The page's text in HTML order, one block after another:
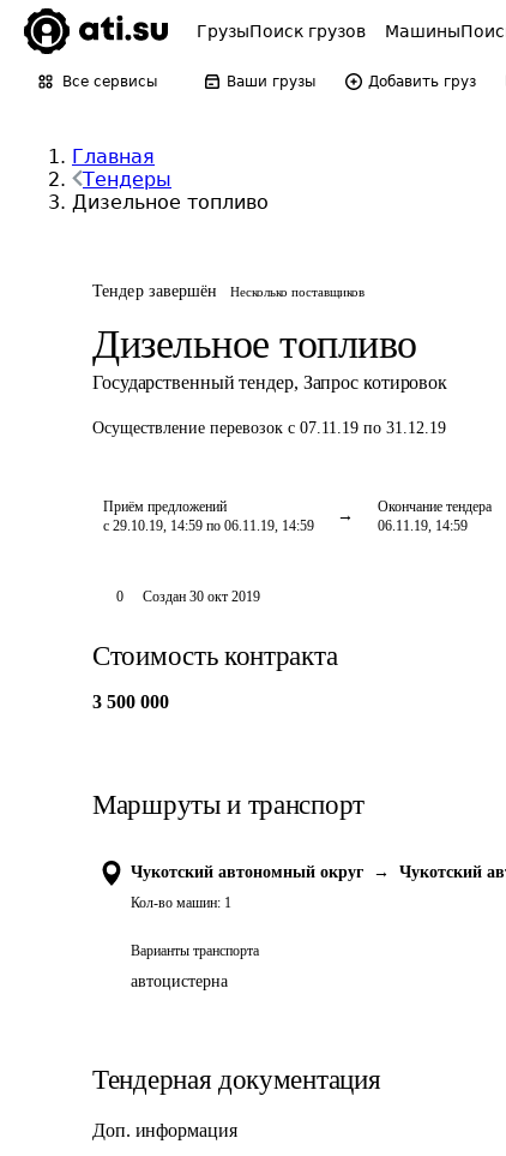
ГрузыПоиск грузов Машины
Все сервисы Ваши грузы Добавить груз
Главная
Тендеры
Дизельное топливо
Тендер завершён Несколько поставщиков
Дизельное топливо
Государственный тендер, Запрос котировок
Осуществление перевозок с 07.11.19 по 31.12.19
Приём предложений
с 29.10.19, 14:59 по 06.11.19, 14:59
Окончание тендера
06.11.19, 14:59
0 Создан 30 окт 2019
Стоимость контракта
3 500 000
Маршруты и транспорт
Чукотский автономный округ → Чукотский
Кол-во машин: 1
Варианты транспорта
автоцистерна
Тендерная документация
Доп. информация